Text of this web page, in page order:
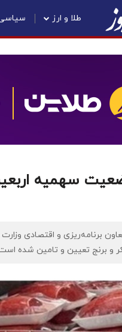
طلا و ارز
سهمیه
برنامه‌ریزی و اقتصادی
و برنج تعیین و تامین شده